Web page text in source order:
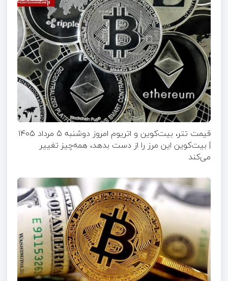
قیمت تتر، بیت‌کوین و اتریوم امروز دوشنبه ۵ مرداد ۱۴۰۵
| بیت‌کوین این مرز را از دست بدهد، همه‌چیز تغییر
می‌کند